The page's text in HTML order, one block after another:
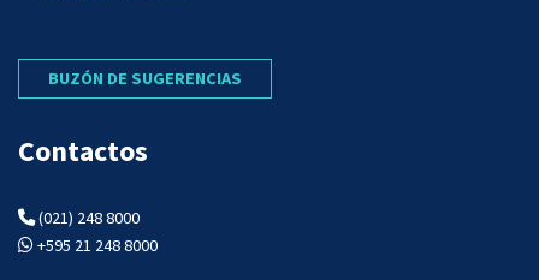
BUZÓN DE SUGERENCIAS
Contactos
(021) 248 8000
+595 21 248 8000